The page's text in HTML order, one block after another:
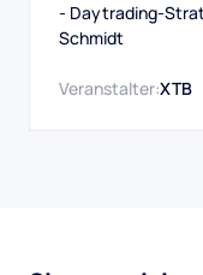
- Daytrading-
Schmidt
Veranstalter:XTB